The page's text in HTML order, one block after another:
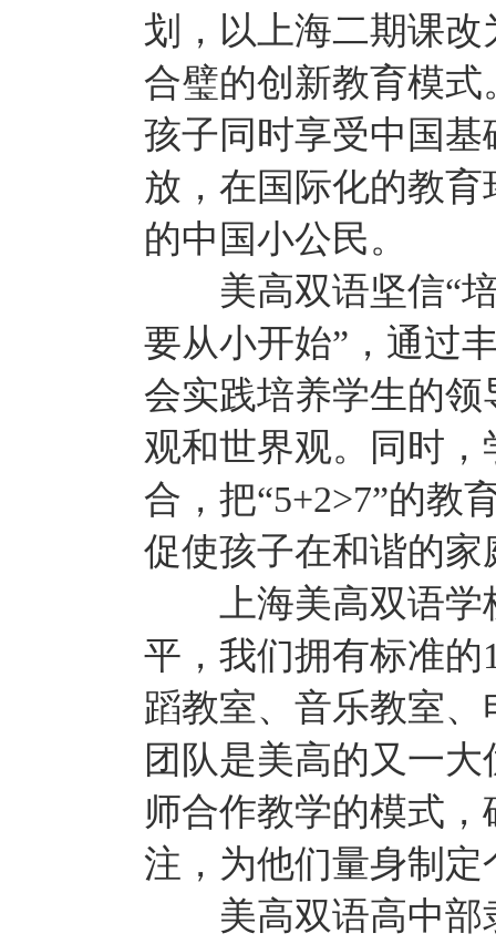
划，以上海二期课
合璧的创新教育模
孩子同时享受中国
放，在国际化的教
的中国小公民。
美高双语坚信“培
要从小开始”，通过
会实践培养学生的
观和世界观。同时
合，把“5+2>7”的教
促使孩子在和谐的
上海美高双语学
平，我们拥有标准
蹈教室、音乐教室
团队是美高的又一
师合作教学的模式
注，为他们量身制
美高双语高中部隶